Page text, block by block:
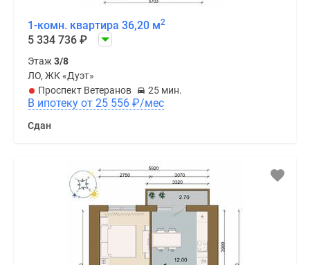
1-комн. квартира 36,20 м2
5 334 736 ₽
Этаж 3/8
ЛО, ЖК «Дуэт»
Проспект Ветеранов
25 мин.
В ипотеку от 25 556 ₽/мес
Сдан